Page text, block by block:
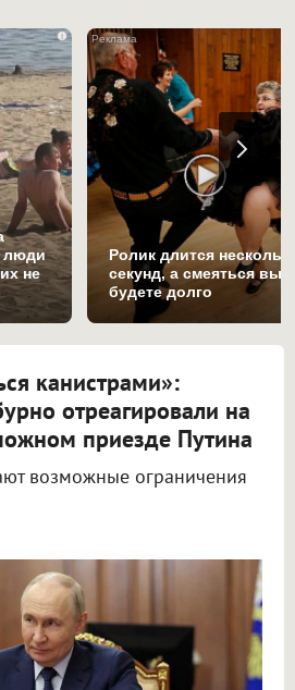
i
люди
не
Ролик длится
секунд, а смеяться вы
будете долго
канистрами»:
отреагировали на
приезде Путина
возможные ограничения